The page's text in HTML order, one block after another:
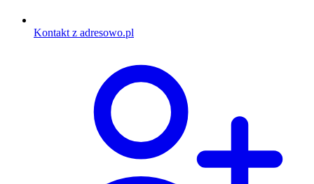
Kontakt z adresowo.pl